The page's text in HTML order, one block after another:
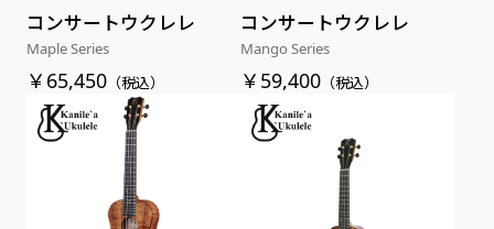
コンサートウクレレ
Maple Series
￥65,450（税込）
コンサートウクレレ
Mango Series
￥59,400 （税込）